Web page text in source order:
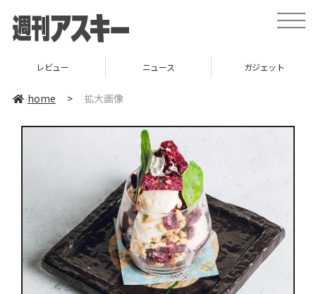
toggle
レビュー ニュース ガジェット
home > 拡大画像